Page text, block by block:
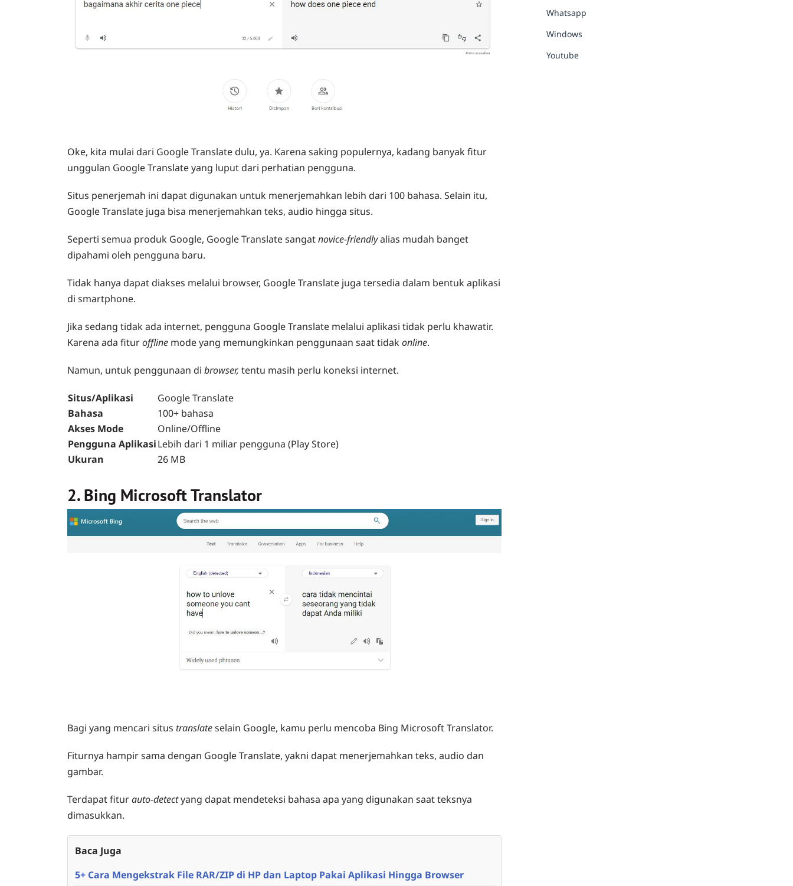
Oke, kita mulai dari Google Translate dulu, ya. Karena saking populernya, kadang banyak fitur
unggulan Google Translate yang luput dari perhatian pengguna.
Situs penerjemah ini dapat digunakan untuk menerjemahkan lebih dari 100 bahasa. Selain itu,
Google Translate juga bisa menerjemahkan teks, audio hingga situs.
Seperti semua produk Google, Google Translate sangatnovice-friendlyalias mudah banget
dipahami oleh pengguna baru.
Tidak hanya dapat diakses melalui browser, Google Translate juga tersedia dalam bentuk aplikasi
di smartphone.
Jika sedang tidak ada internet, pengguna Google Translate melalui aplikasi tidak perlu khawatir.
Karena ada fituroffline mode yang memungkinkan penggunaan saat tidak online.
Namun, untuk penggunaan di browser, tentu masih perlu koneksi internet.
Situs/Aplikasi
Google Translate
Bahasa
100+ bahasa
Akses Mode
Online/Offline
Pengguna AplikasiLebih dari 1 miliar pengguna (Play Store)
Ukuran
26 MB
2. Bing Microsoft Translator
Bagi yang mencari situs translateselain Google, kamu perlu mencoba Bing Microsoft Translator.
Fiturnya hampir sama dengan Google Translate, yakni dapat menerjemahkan teks, audio dan
gambar.
Terdapat fiturauto-detectyang dapat mendeteksi bahasa apa yang digunakan saat teksnya
dimasukkan.
Baca Juga
5+ Cara Mengekstrak File RAR/ZIP di HP dan Laptop Pakai Aplikasi Hingga Browser
Whatsapp
Windows
Youtube